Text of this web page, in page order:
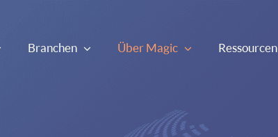
Branchen Über Magic Ressourcen